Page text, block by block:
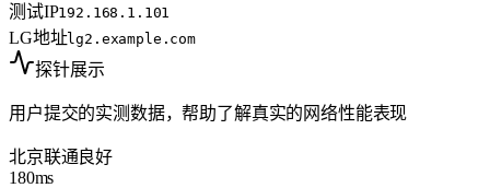
测试IP192.168.1.101
LG地址lg2.example.com
探针展示
用户提交的实测数据，帮助了解真实的网络性能表现
北京联通 良好
180ms